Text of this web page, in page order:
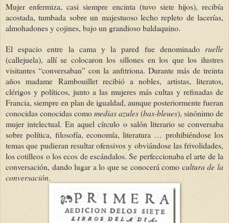
Mujer enfermiza, casi siempre encinta (tuvo siete hijos), recibía
acostada, tumbada sobre un majestuoso lecho repleto de lacerías,
almohadones y cojines, bajo un grandioso baldaquino.
El espacio entre la cama y la pared fue denominado ruelle
(callejuela), allí se colocaron los sillones en los que los ilustres
visitantes “conversaban” con la anfitriona. Durante más de treinta
años madame Rambouillet recibió a nobles, artistas, literatos,
clérigos y políticos, junto a las mujeres más cultas y refinadas de
Francia, siempre en plan de igualdad, aunque posteriormente fueran
conocidas conocidas comomedias azules(bas-bleues), sinónimo de
mujer intelectual. En aquel círculo o salón literario se conversaba
sobre política, filosofía, economía, literatura … prohibiéndose los
temas que pudieran resultar ofensivos y obviándose las frivolidades,
los cotilleos o los ecos de escándalos. Se perfeccionaba el arte de la
conversación, dando lugar a lo que se conocerá como cultura de la
conversación.